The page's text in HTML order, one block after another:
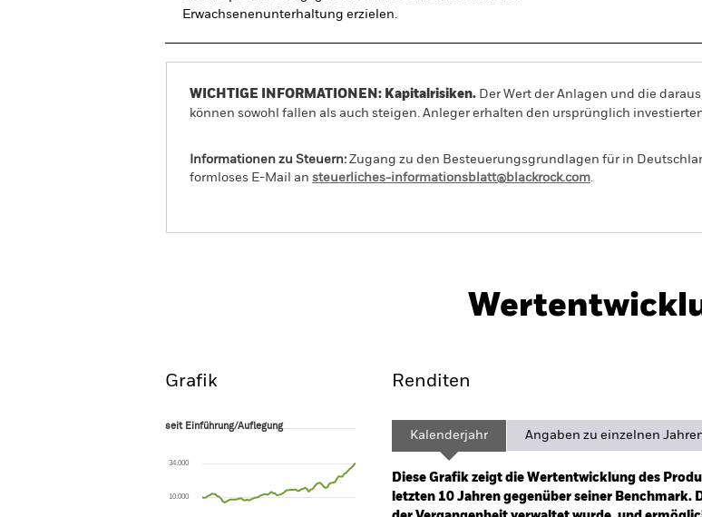
Erwachsenenunterhaltung erzielen.
WICHTIGE INFORMATIONEN: Kapitalrisiken. Der Wert der Anlagen und die
können sowohl fallen als auch steigen. Anleger erhalten den ursprünglich
Informationen zu Steuern: Zugang zu den Besteuerungsgrundlagen für in
formloses E-Mail an steuerliches-informationsblatt@blackrock.com.
Grafik
seit Einführung/Auflegung
The chart has 1 X axis displaying Time. Range: 2006-01-01 00:00:00 to 2026-08-04 00:00:00.
The chart has 1 Y axis displaying values. Range: -240 to 480.
seit Einführung/Auflegung
10.000
34.000
Renditen
Kalenderjahr Angaben zu einzelnen
Diese Grafik zeigt die Wertentwicklung des
letzten 10 Jahren gegenüber seiner Benchmark.